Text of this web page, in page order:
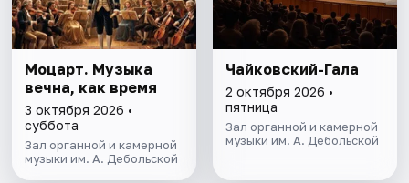
Моцарт. Музыка
вечна, как время
3 октября 2026 •
суббота
Зал органной и камерной
музыки им. А. Дебольской
Чайковский-Гала
2 октября 2026 •
пятница
Зал органной и камерной
музыки им. А. Дебольской